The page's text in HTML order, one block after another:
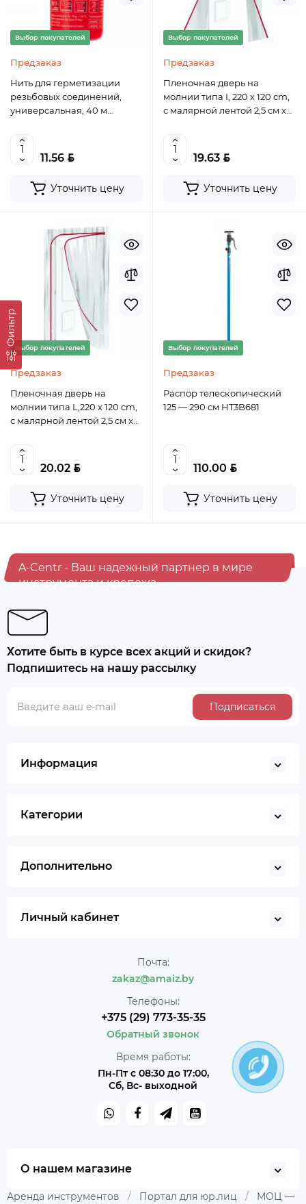
Фильтр
Выбор покупателей
Предзаказ
Нить для герметизации
резьбовых соединений,
универсальная, 40 м
11.56 BYN
Уточнить цену
Выбор покупателей
Предзаказ
Пленочная дверь на
молнии типа I, 220 x 120 cm,
с малярной лентой 2,5 см х
19.63 BYN
Уточнить цену
Выбор покупателей
Предзаказ
Пленочная дверь на
молнии типа L,220 x 120 cm,
с малярной лентой 2,5 см х
20.02 BYN
Уточнить цену
Выбор покупателей
Предзаказ
Распор телескопический
125 — 290 см HT3B681
110.00 BYN
Уточнить цену
A-Centr - Ваш надежный партнер в мире
инструмента и крепежа
Хотите быть в курсе всех акций и скидок?
Подпишитесь на нашу рассылку
Подписаться
Информация
Категории
Дополнительно
Личный кабинет
Почта:
zakaz@amaiz.by
Телефоны:
+375 (29) 773-35-35
Обратный звонок
Время работы:
Пн-Пт с 08:30 до 17:00,
Сб, Вс- выходной
О нашем магазине
Аренда инструментов / Портал для юр.лиц / МОЦ —